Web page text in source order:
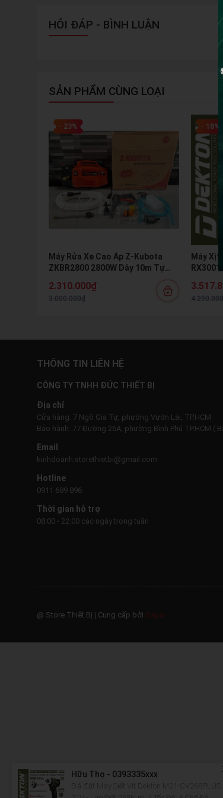
HỎI ĐÁP - BÌNH LUẬN
SẢN PHẨM CÙNG LOẠI
- 23%
Máy Rửa Xe Cao Áp Z-Kubota
ZKBR2800 2800W Dây 10m Tự
2.310.000₫
3.000.000₫
- 18%
Máy Xịt
Xe & Vệ
THÔNG TIN LIÊN HỆ
CÔNG TY TNHH ĐỨC THIẾT BỊ
Địa chỉ
Cửa hàng: 7 Ngô Gia Tự, phường Vườn Lài, TP.HCM
Bảo hành: 77 Đường 26A, phường Bình Phú TP.HCM (
Email
kinhdoanh.storethietbi@gmail.com
Hotline
0911 689 896
Thời gian hỗ trợ
08:00 - 22:00 các ngày trong tuần
@ Store Thiết Bị | Cung cấp bởi Sapo
Đã đặt Máy Siết Vít Dekton M21-CV268PLUS
21V - Lực Siết 268N.m, 4 Tốc Độ, 4 Chế Độ